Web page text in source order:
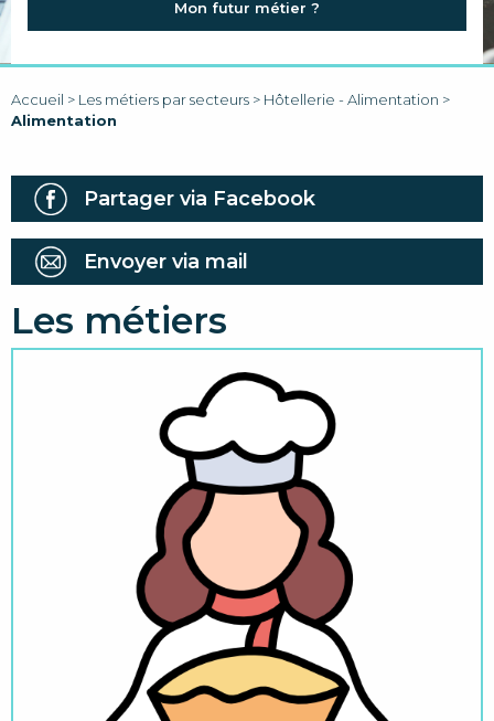
LIENS
Mon futur métier ?
Accueil > Les métiers par secteurs > Hôtellerie - Alimentation >
Alimentation
Partager via Facebook
Envoyer via mail
Les métiers